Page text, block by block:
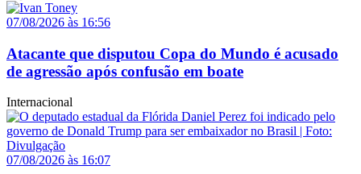
07/08/2026 às 16:56
Atacante que disputou Copa do Mundo é acusado
de agressão após confusão em boate
Internacional
07/08/2026 às 16:07